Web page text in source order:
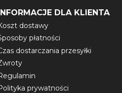
DLA KLIENTA
dostawy
płatności
dostarczania przesyłki
prywatności